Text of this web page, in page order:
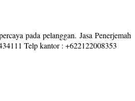
pada pelanggan. Jasa Penerjemah
Telp kantor : +622122008353